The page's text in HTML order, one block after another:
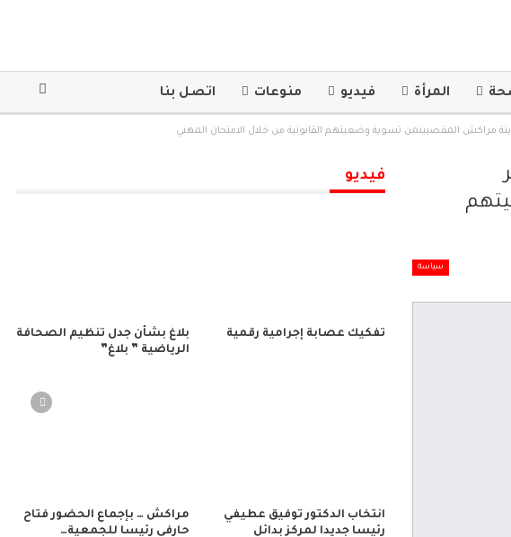
المرأة فيديو منوعات اتصل بنا
مراكش المقصيينمن تسوية وضعيتهم القانونية من خلال الامتحان المهني
سياسة
فيديو
تفكيك عصابة إجرامية رقمية
بلاغ بشأن جدل تنظيم الصحافة
الرياضية ” بلاغ”
انتخاب الدكتور توفيق عطيفي
رئيسا جديدا لمركز بدائل
مراكش … بإجماع الحضور فتاح
حارفي رئيسا للجمعية…